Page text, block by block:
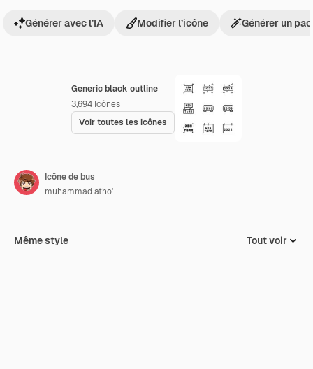
Generic black outline
3,694 Icônes
Voir toutes les icônes
Générer avec l’IA Modifier l’icône Générer un
Icône de bus
muhammad atho'
Même style Tout voir